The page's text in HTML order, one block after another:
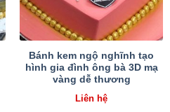
Bánh kem ngộ nghĩnh tạo
hình gia đình ông bà 3D mạ
vàng dễ thương
Liên hệ